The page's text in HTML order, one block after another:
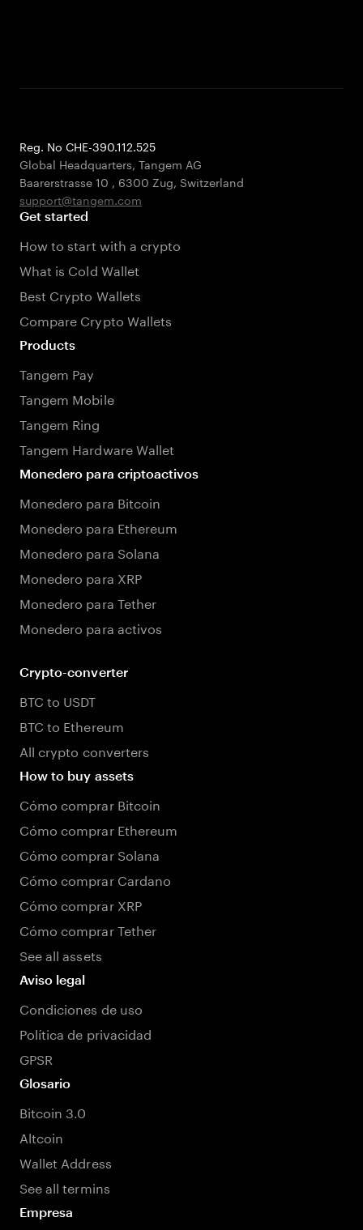
Reg. No CHE-390.112.525
Global Headquarters, Tangem AG
Baarerstrasse 10 , 6300 Zug, Switzerland
support@tangem.com
Get started
How to start with a crypto
What is Cold Wallet
Best Crypto Wallets
Compare Crypto Wallets
Products
Tangem Pay
Tangem Mobile
Tangem Ring
Tangem Hardware Wallet
Monedero para criptoactivos
Monedero para Bitcoin
Monedero para Ethereum
Monedero para Solana
Monedero para XRP
Monedero para Tether
Monedero para activos
Crypto-converter
BTC to USDT
BTC to Ethereum
All crypto converters
How to buy assets
Cómo comprar Bitcoin
Cómo comprar Ethereum
Cómo comprar Solana
Cómo comprar Cardano
Cómo comprar XRP
Cómo comprar Tether
See all assets
Aviso legal
Condiciones de uso
Política de privacidad
GPSR
Glosario
Bitcoin 3.0
Altcoin
Wallet Address
See all termins
Empresa